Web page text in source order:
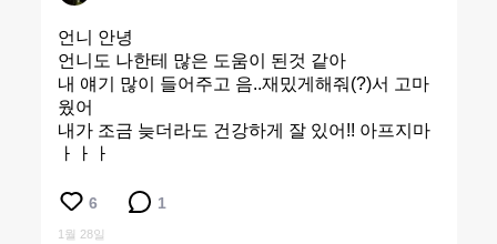
언니 안녕
언니도 나한테 많은 도움이 된것 같아
내 얘기 많이 들어주고 음..재밌게해줘(?)서 고마
웠어
내가 조금 늦더라도 건강하게 잘 있어!! 아프지마
ㅏㅏㅏ
6 1
1월 28일